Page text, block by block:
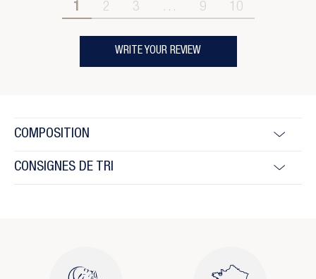
1 2 3 … 9 10
WRITE YOUR REVIEW
COMPOSITION
CONSIGNES DE TRI